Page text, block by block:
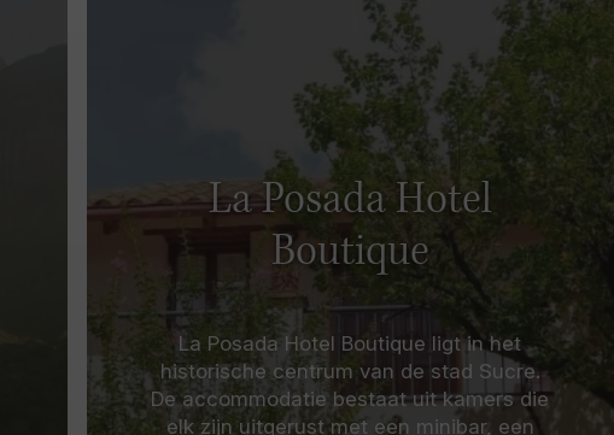
La Posada Hotel
Boutique
La Posada Hotel Boutique ligt in het
historische centrum van de stad Sucre.
De accommodatie bestaat uit kamers die
elk zijn uitgerust met een minibar, een